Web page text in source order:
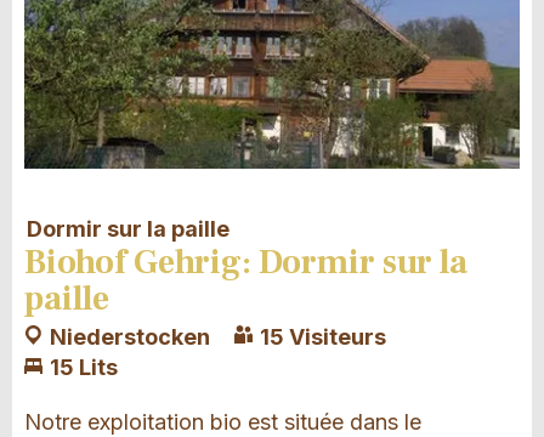
Dormir sur la paille
Biohof Gehrig: Dormir sur la
paille
Niederstocken
15 Visiteurs
15 Lits
Notre exploitation bio est située dans le